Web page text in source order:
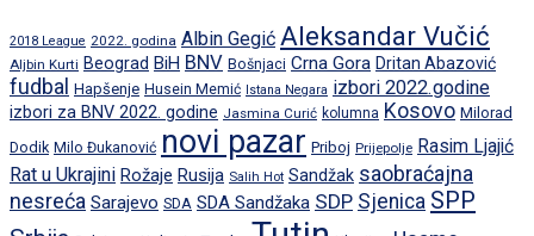
2018 League 2022. godina Albin Gegić Aleksandar Vučić
Aljbin Kurti Beograd BiH BNV Bošnjaci Crna Gora Dritan Abazović
fudbal Hapšenje Husein Memić Istana Negara izbori 2022.godine
izbori za BNV 2022. godine Jasmina Curić kolumna Kosovo Milorad
Dodik Milo Đukanović novi pazar Priboj Prijepolje Rasim Ljajić
Rat u Ukrajini Rožaje Rusija Salih Hot Sandžak saobraćajna
nesreća Sarajevo SDA SDA Sandžaka SDP Sjenica SPP